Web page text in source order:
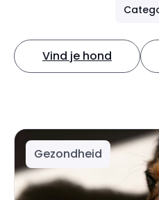
Vind je hond
Gezondheid